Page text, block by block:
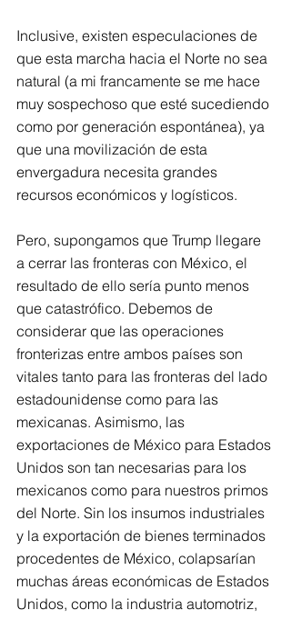
Inclusive, existen especulaciones de
que esta marcha hacia el Norte no sea
natural (a mi francamente se me hace
muy sospechoso que esté sucediendo
como por generación espontánea), ya
que una movilización de esta
envergadura necesita grandes
recursos económicos y logísticos.
Pero, supongamos que Trump llegare
a cerrar las fronteras con México, el
resultado de ello sería punto menos
que catastrófico. Debemos de
considerar que las operaciones
fronterizas entre ambos países son
vitales tanto para las fronteras del lado
estadounidense como para las
mexicanas. Asimismo, las
exportaciones de México para Estados
Unidos son tan necesarias para los
mexicanos como para nuestros primos
del Norte. Sin los insumos industriales
y la exportación de bienes terminados
procedentes de México, colapsarían
muchas áreas económicas de Estados
Unidos, como la industria automotriz,